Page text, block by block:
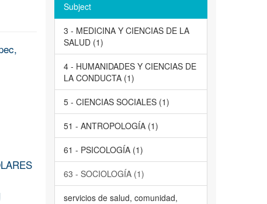
Subject
3 - MEDICINA Y CIENCIAS DE LA
SALUD (1)
4 - HUMANIDADES Y CIENCIAS DE
LA CONDUCTA (1)
5 - CIENCIAS SOCIALES (1)
51 - ANTROPOLOGÍA (1)
61 - PSICOLOGÍA (1)
63 - SOCIOLOGÍA (1)
servicios de salud, comunidad,